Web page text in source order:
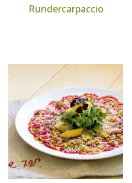
Rundercarpaccio